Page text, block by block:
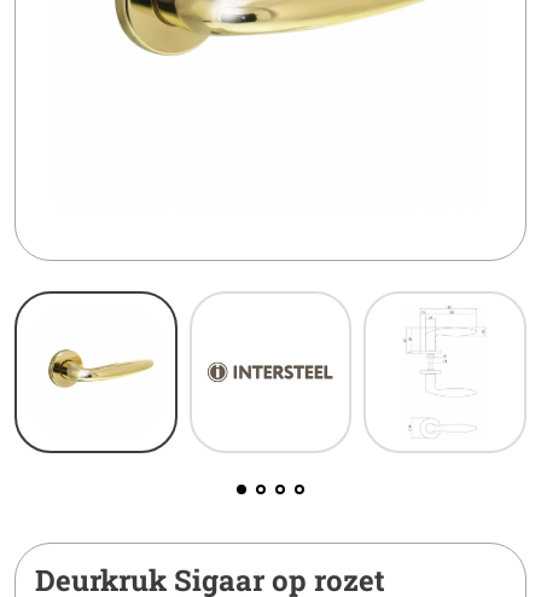
Deurkruk Sigaar op rozet